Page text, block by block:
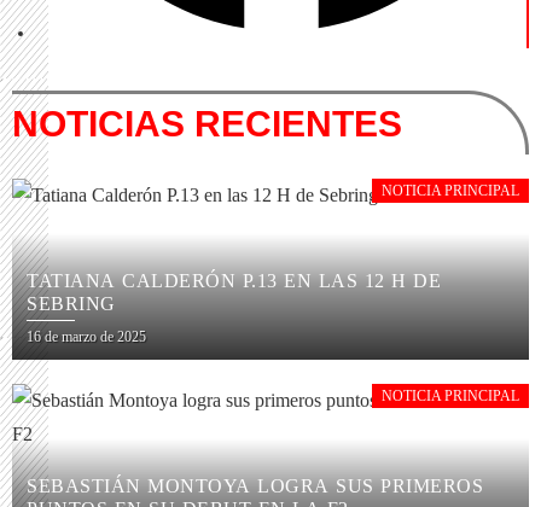
NOTICIAS RECIENTES
NOTICIA PRINCIPAL
TATIANA CALDERÓN P.13 EN LAS 12 H DE
SEBRING
16 de marzo de 2025
NOTICIA PRINCIPAL
SEBASTIÁN MONTOYA LOGRA SUS PRIMEROS